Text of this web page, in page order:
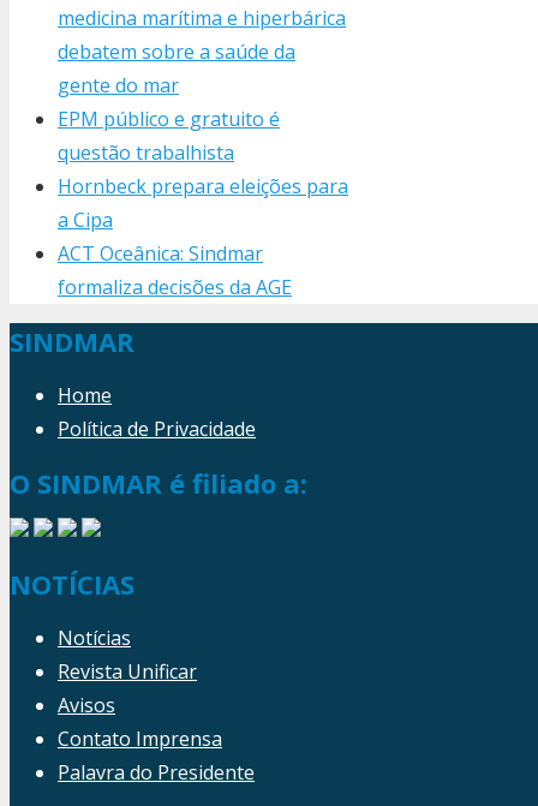
medicina marítima e hiperbárica
debatem sobre a saúde da
gente do mar
EPM público e gratuito é
questão trabalhista
Hornbeck prepara eleições para
a Cipa
ACT Oceânica: Sindmar
formaliza decisões da AGE
SINDMAR
Home
Política de Privacidade
O SINDMAR é filiado a:
NOTÍCIAS
Notícias
Revista Unificar
Avisos
Contato Imprensa
Palavra do Presidente